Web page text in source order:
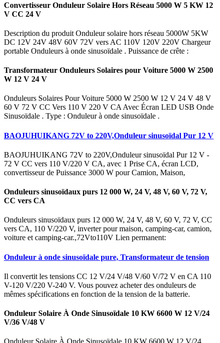
Convertisseur Onduleur Solaire Hors Réseau 5000 W 5 KW 12
V CC 24 V
Description du produit Onduleur solaire hors réseau 5000W 5KW
DC 12V 24V 48V 60V 72V vers AC 110V 120V 220V Chargeur
portable Onduleurs à onde sinusoïdale . Puissance de crête :
Transformateur Onduleurs Solaires pour Voiture 5000 W 2500
W 12 V 24 V
Onduleurs Solaires Pour Voiture 5000 W 2500 W 12 V 24 V 48 V
60 V 72 V CC Vers 110 V 220 V CA Avec Écran LED USB Onde
Sinusoïdale . Type : Onduleur à onde sinusoïdale .
BAOJUHUIKANG 72V to 220V,Onduleur sinusoïdal Pur 12 V
BAOJUHUIKANG 72V to 220V,Onduleur sinusoïdal Pur 12 V -
72 V CC vers 110 V/220 V CA, avec 1 Prise CA, écran LCD,
convertisseur de Puissance 3000 W pour Camion, Maison,
Onduleurs sinusoïdaux purs 12 000 W, 24 V, 48 V, 60 V, 72 V,
CC vers CA
Onduleurs sinusoïdaux purs 12 000 W, 24 V, 48 V, 60 V, 72 V, CC
vers CA, 110 V/220 V, inverter pour maison, camping-car, camion,
voiture et camping-car.,72Vto110V Lien permanent:
Onduleur à onde sinusoïdale pure, Transformateur de tension
Il convertit les tensions CC 12 V/24 V/48 V/60 V/72 V en CA 110
V-120 V/220 V-240 V. Vous pouvez acheter des onduleurs de
mêmes spécifications en fonction de la tension de la batterie.
Onduleur Solaire À Onde Sinusoïdale 10 KW 6600 W 12 V/24
V/36 V/48 V